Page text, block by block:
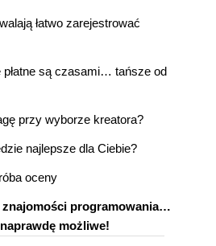
łatwo zarejestrować
płatne są czasami… tańsze od
przy wyborze kreatora?
najlepsze dla Ciebie?
oceny
znajomości programowania…
możliwe!